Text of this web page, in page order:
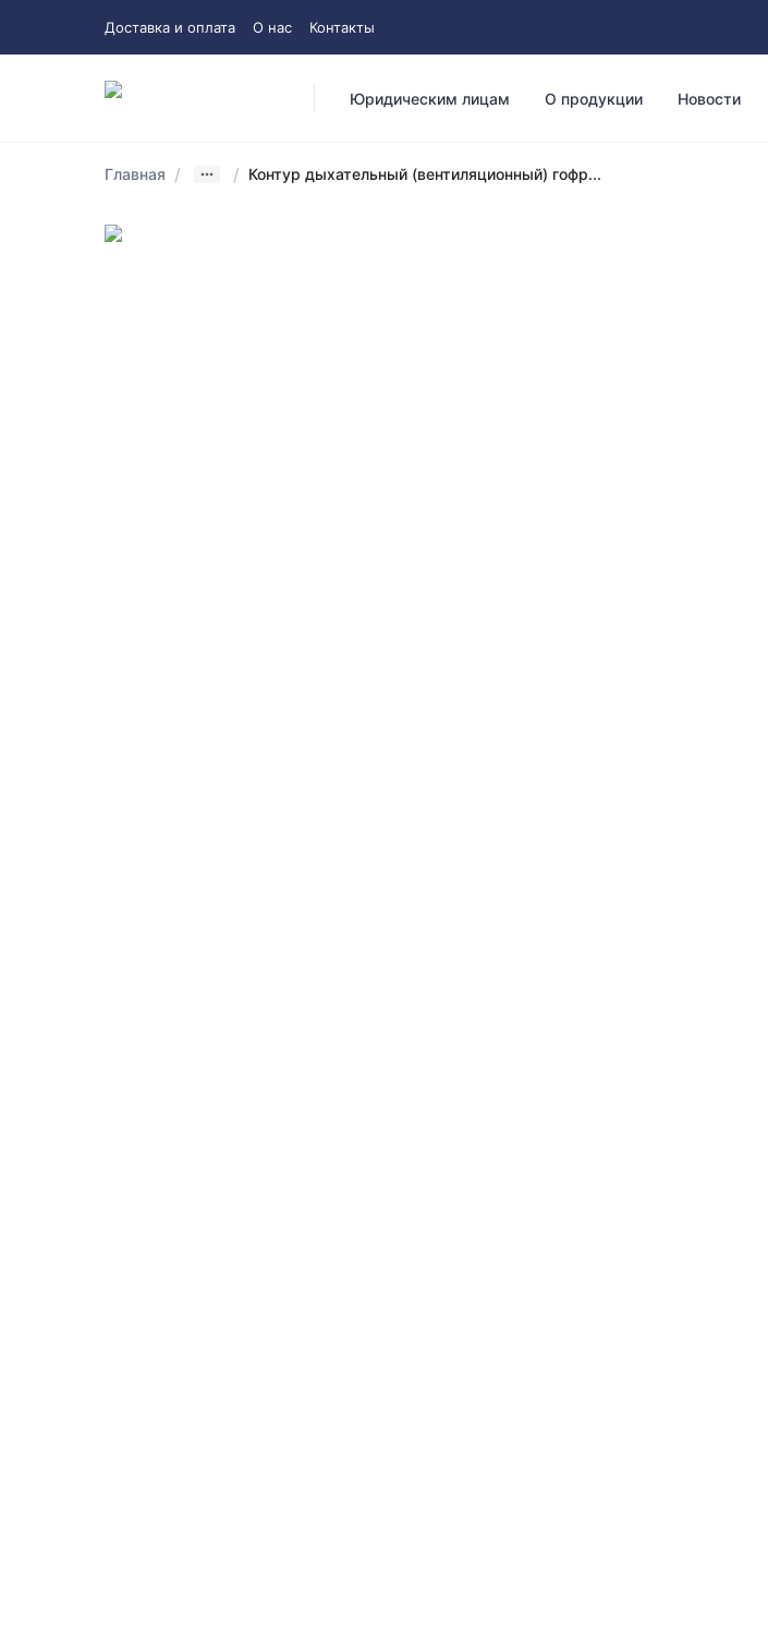
Доставка и оплата О нас Контакты
Юридическим лицам О продукции Новости
Главная / / Контур дыхательный (вентиляционный) гофр...